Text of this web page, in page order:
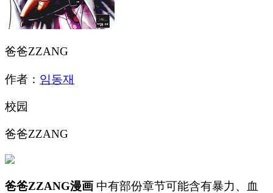
爸爸ZZANG
作者： 임동재
校园
爸爸ZZANG
爸爸ZZANG漫画 中有部份章节可能含有暴力、血